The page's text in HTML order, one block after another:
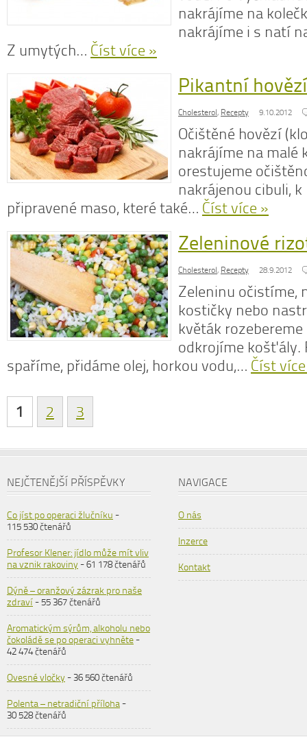
nakrájíme na
nakrájíme i s natí
Z umytých… Číst více »
Pikantní
Cholesterol, Recepty 9.10.2012
Očištěné hovězí
nakrájíme na malé
orestujeme
nakrájenou cibuli,
připravené maso, které také… Číst více »
Zeleninové
Cholesterol, Recepty 28.9.2012
Zeleninu očistíme,
kostičky nebo
květák
odkrojíme košťály.
spaříme, přidáme olej, horkou vodu,… Číst
1 2 3
NEJČTENĚJŠÍ PŘÍSPĚVKY
Co jíst po operaci žlučníku -
115 530 čtenářů
Profesor Klener: jídlo může mít vliv
na vznik rakoviny- 61 178 čtenářů
Dýně – oranžový zázrak pro naše
zdraví- 55 367 čtenářů
Aromatickým sýrům, alkoholu nebo
čokoládě se po operaci vyhněte-
42 474 čtenářů
Ovesné vločky- 36 560 čtenářů
Polenta – netradiční příloha-
30 528 čtenářů
NAVIGACE
O nás
Inzerce
Kontakt